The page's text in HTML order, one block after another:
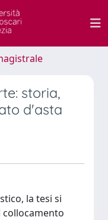
storia,
d'asta
la tesi si
collocamento